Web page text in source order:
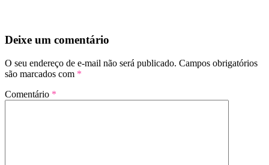
Deixe um comentário
O seu endereço de e-mail não será publicado. Campos obrigatórios
são marcados com *
Comentário *